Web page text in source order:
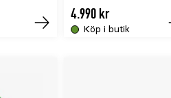
Tillfälligt
Köp i butik
4.990 kr